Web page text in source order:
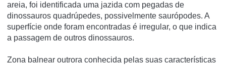
areia, foi identificada uma jazida com pegadas de
dinossauros quadrúpedes, possivelmente saurópodes. A
superfí­cie onde foram encontradas é irregular, o que indica
a passagem de outros dinossauros.
Zona balnear outrora conhecida pelas suas características